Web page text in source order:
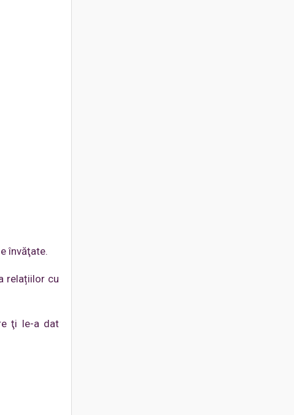
învăţate.
relațiilor cu
ţi le-a dat